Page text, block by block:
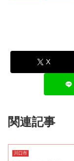
X
関連記事
川口市